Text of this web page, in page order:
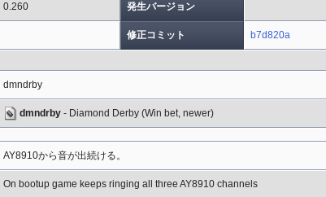
0.260 発生バージョン
修正コミット b7d820a
dmndrby
dmndrby - Diamond Derby (Win bet, newer)
AY8910から音が出続ける。
On bootup game keeps ringing all three AY8910 channels